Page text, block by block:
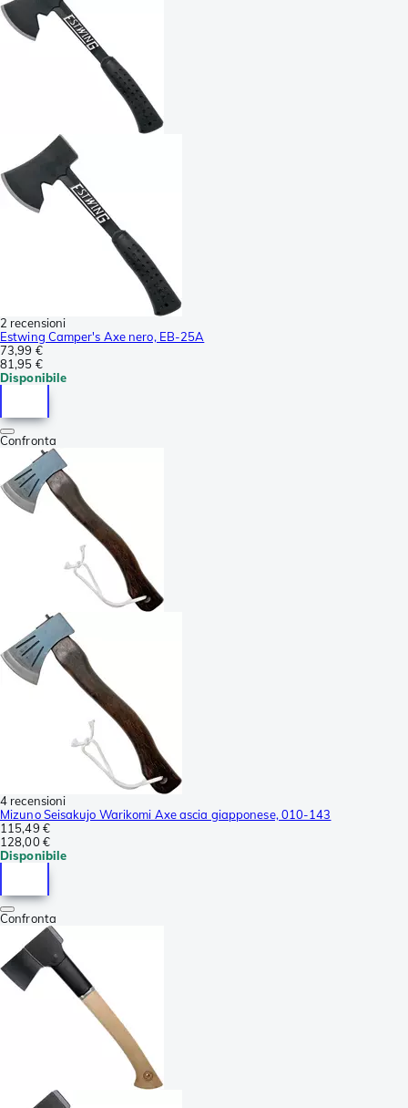
2 recensioni
Estwing Camper's Axe nero, EB-25A
73,99 €
81,95 €
Disponibile
Confronta
4 recensioni
Mizuno Seisakujo Warikomi Axe ascia giapponese, 010-143
115,49 €
128,00 €
Disponibile
Confronta